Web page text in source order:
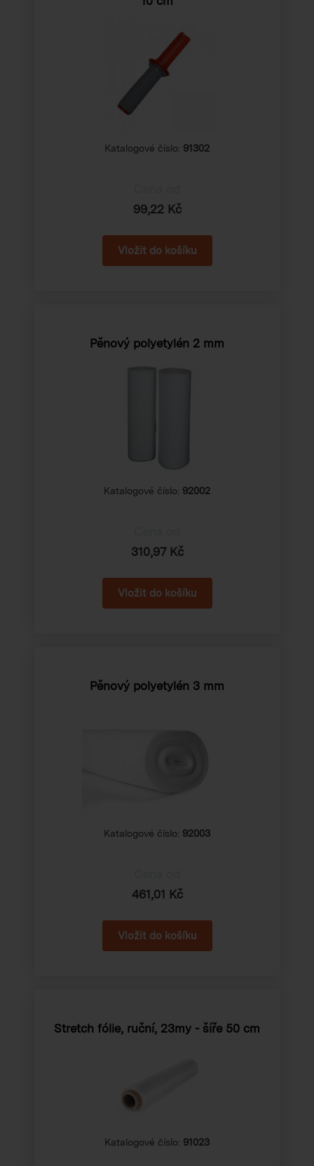
Katalogové číslo: 91302
99,22 Kč
Pěnový polyetylén 2 mm
Katalogové číslo: 92002
310,97 Kč
Pěnový polyetylén 3 mm
Katalogové číslo: 92003
461,01 Kč
Stretch fólie, ruční, 23my - šíře 50 cm
Katalogové číslo: 91023